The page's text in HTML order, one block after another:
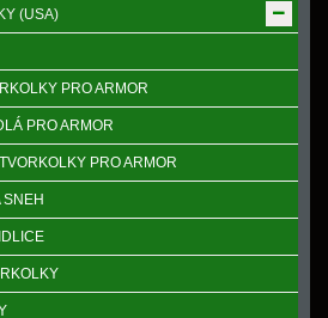
(USA)
PRO ARMOR
PRO ARMOR
PRO ARMOR